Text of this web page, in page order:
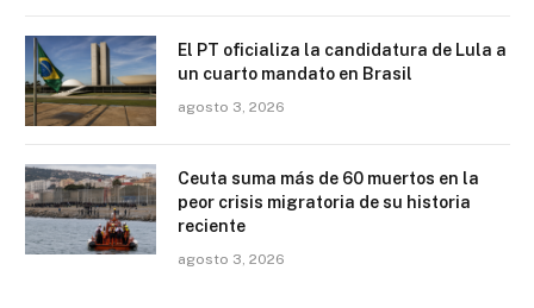
El PT oficializa la candidatura de Lula a
un cuarto mandato en Brasil
agosto 3, 2026
Ceuta suma más de 60 muertos en la
peor crisis migratoria de su historia
reciente
agosto 3, 2026